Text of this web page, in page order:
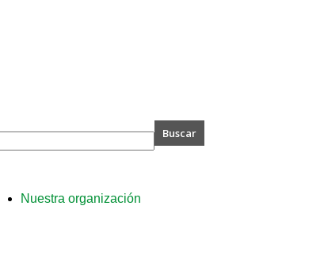
Nuestra organización